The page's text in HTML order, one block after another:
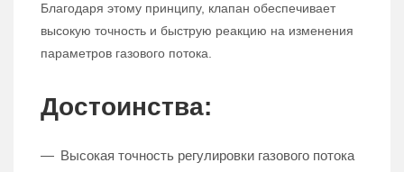
Благодаря этому принципу, клапан обеспечивает
высокую точность и быструю реакцию на изменения
параметров газового потока.
Достоинства:
Высокая точность регулировки газового потока